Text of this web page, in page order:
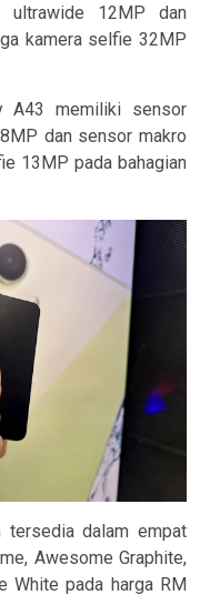
ultrawide 12MP dan
kamera selfie 32MP
A43 memiliki sensor
dan sensor makro
13MP pada bahagian
tersedia dalam empat
Awesome Graphite,
White pada harga RM